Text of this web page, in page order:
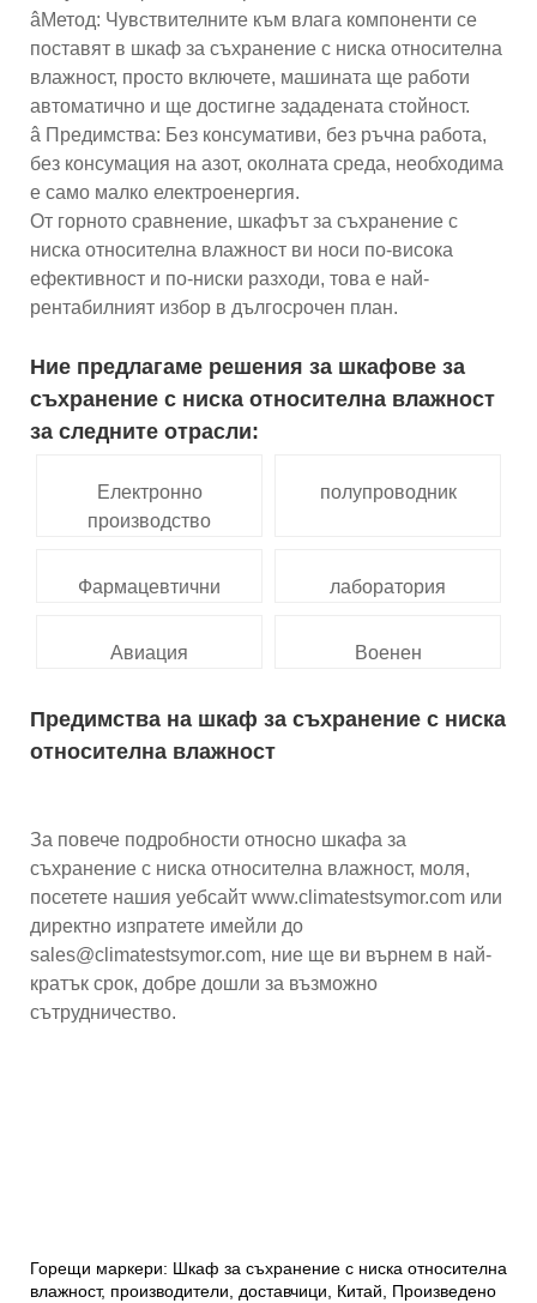
âМетод: Чувствителните към влага компоненти се
поставят в шкаф за съхранение с ниска относителна
влажност, просто включете, машината ще работи
автоматично и ще достигне зададената стойност.
â Предимства: Без консумативи, без ръчна работа,
без консумация на азот, околната среда, необходима
е само малко електроенергия.
От горното сравнение, шкафът за съхранение с
ниска относителна влажност ви носи по-висока
ефективност и по-ниски разходи, това е най-
рентабилният избор в дългосрочен план.
Ние предлагаме решения за шкафове за
съхранение с ниска относителна влажност
за следните отрасли:
Електронно
производство
полупроводник
Фармацевтични лаборатория
Авиация Военен
Предимства на шкаф за съхранение с ниска
относителна влажност
За повече подробности относно шкафа за
съхранение с ниска относителна влажност, моля,
посетете нашия уебсайт www.climatestsymor.com или
директно изпратете имейли до
sales@climatestsymor.com, ние ще ви върнем в най-
кратък срок, добре дошли за възможно
сътрудничество.
Горещи маркери: Шкаф за съхранение с ниска относителна
влажност, производители, доставчици, Китай, Произведено